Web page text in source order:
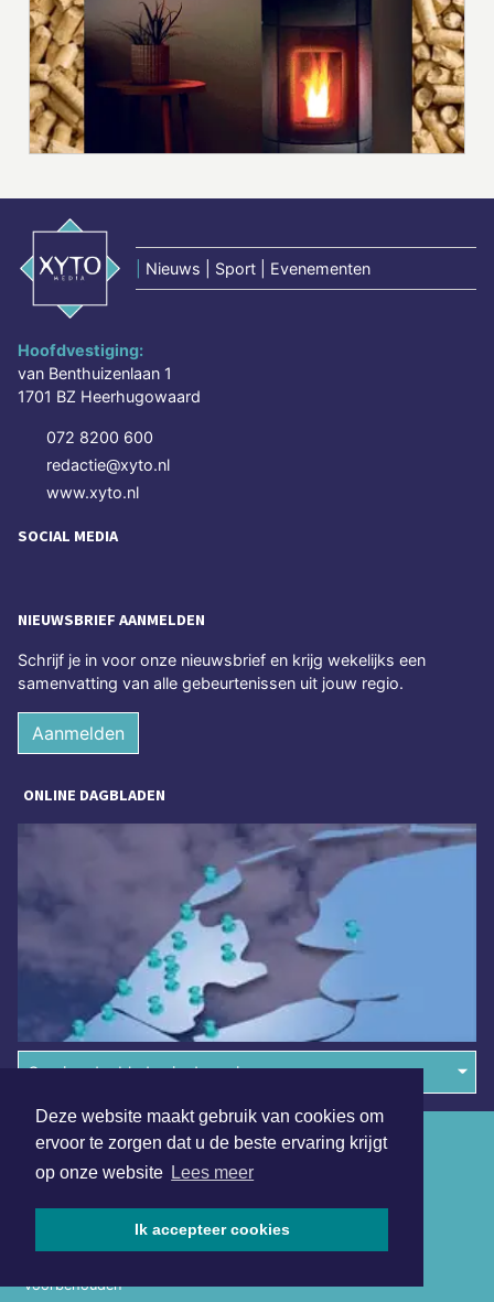
Deze website maakt gebruik van cookies om
ervoor te zorgen dat u de beste ervaring krijgt
op onze website Lees meer
Ik accepteer cookies
Nieuws | Sport | Evenementen
Hoofdvestiging:
van Benthuizenlaan 1
1701 BZ Heerhugowaard
072 8200 600
redactie@xyto.nl
www.xyto.nl
SOCIAL MEDIA
NIEUWSBRIEF AANMELDEN
Schrijf je in voor onze nieuwsbrief en krijg wekelijks een
samenvatting van alle gebeurtenissen uit jouw regio.
Aanmelden
ONLINE DAGBLADEN
Overige dagbladen in de regio
voorbehouden
Algemene voorwaarden
Disclaimer